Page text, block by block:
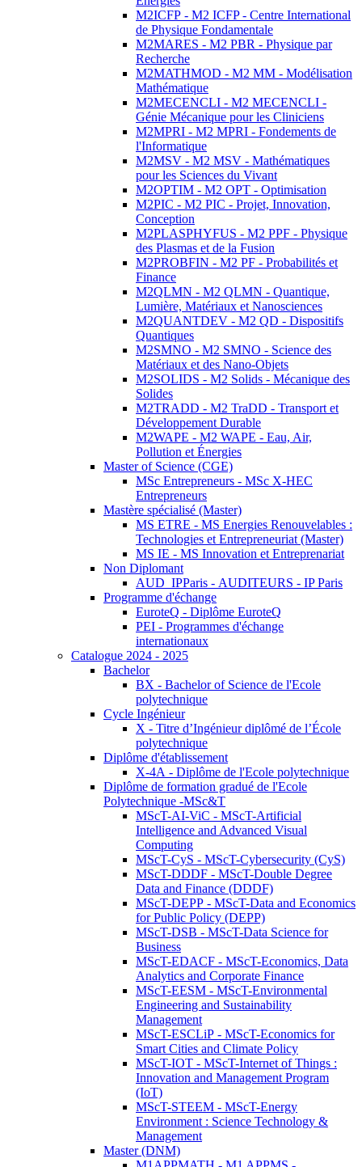
M2ICFP - M2 ICFP - Centre International
de Physique Fondamentale
M2MARES - M2 PBR - Physique par
Recherche
M2MATHMOD - M2 MM - Modélisation
Mathématique
M2MECENCLI - M2 MECENCLI -
Génie Mécanique pour les Cliniciens
M2MPRI - M2 MPRI - Fondements de
l'Informatique
M2MSV - M2 MSV - Mathématiques
pour les Sciences du Vivant
M2OPTIM - M2 OPT - Optimisation
M2PIC - M2 PIC - Projet, Innovation,
Conception
M2PLASPHYFUS - M2 PPF - Physique
des Plasmas et de la Fusion
M2PROBFIN - M2 PF - Probabilités et
Finance
M2QLMN - M2 QLMN - Quantique,
Lumière, Matériaux et Nanosciences
M2QUANTDEV - M2 QD - Dispositifs
Quantiques
M2SMNO - M2 SMNO - Science des
Matériaux et des Nano-Objets
M2SOLIDS - M2 Solids - Mécanique des
Solides
M2TRADD - M2 TraDD - Transport et
Développement Durable
M2WAPE - M2 WAPE - Eau, Air,
Pollution et Énergies
Master of Science (CGE)
MSc Entrepreneurs - MSc X-HEC
Entrepreneurs
Mastère spécialisé (Master)
MS ETRE - MS Energies Renouvelables :
Technologies et Entrepreneuriat (Master)
MS IE - MS Innovation et Entreprenariat
Non Diplomant
AUD_IPParis - AUDITEURS - IP Paris
Programme d'échange
EuroteQ - Diplôme EuroteQ
PEI - Programmes d'échange
internationaux
Catalogue 2024 - 2025
Bachelor
BX - Bachelor of Science de l'Ecole
polytechnique
Cycle Ingénieur
X - Titre d’Ingénieur diplômé de l’École
polytechnique
Diplôme d'établissement
X-4A - Diplôme de l'Ecole polytechnique
Diplôme de formation gradué de l'Ecole
Polytechnique -MSc&T
MScT-AI-ViC - MScT-Artificial
Intelligence and Advanced Visual
Computing
MScT-CyS - MScT-Cybersecurity (CyS)
MScT-DDDF - MScT-Double Degree
Data and Finance (DDDF)
MScT-DEPP - MScT-Data and Economics
for Public Policy (DEPP)
MScT-DSB - MScT-Data Science for
Business
MScT-EDACF - MScT-Economics, Data
Analytics and Corporate Finance
MScT-EESM - MScT-Environmental
Engineering and Sustainability
Management
MScT-ESCLiP - MScT-Economics for
Smart Cities and Climate Policy
MScT-IOT - MScT-Internet of Things :
Innovation and Management Program
(IoT)
MScT-STEEM - MScT-Energy
Environment : Science Technology &
Management
Master (DNM)